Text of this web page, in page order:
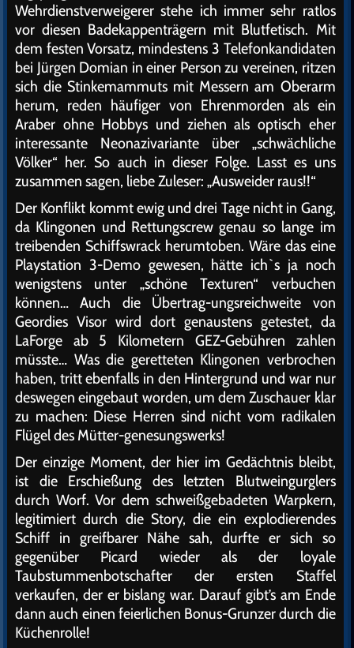
Wehrdienstverweigerer stehe ich immer sehr ratlos
vor diesen Badekappenträgern mit Blutfetisch. Mit
dem festen Vorsatz, mindestens 3 Telefonkandidaten
bei Jürgen Domian in einer Person zu vereinen, ritzen
sich die Stinkemammuts mit Messern am Oberarm
herum, reden häufiger von Ehrenmorden als ein
Araber ohne Hobbys und ziehen als optisch eher
interessante Neonazivariante über „schwächliche
Völker“ her. So auch in dieser Folge. Lasst es uns
zusammen sagen, liebe Zuleser: „Ausweider raus!!“
Der Konflikt kommt ewig und drei Tage nicht in Gang,
da Klingonen und Rettungscrew genau so lange im
treibenden Schiffswrack herumtoben. Wäre das eine
Playstation 3-Demo gewesen, hätte ich`s ja noch
wenigstens unter „schöne Texturen“ verbuchen
können… Auch die Übertrag-ungsreichweite von
Geordies Visor wird dort genaustens getestet, da
LaForge ab 5 Kilometern GEZ-Gebühren zahlen
müsste… Was die geretteten Klingonen verbrochen
haben, tritt ebenfalls in den Hintergrund und war nur
deswegen eingebaut worden, um dem Zuschauer klar
zu machen: Diese Herren sind nicht vom radikalen
Flügel des Mütter-genesungswerks!
Der einzige Moment, der hier im Gedächtnis bleibt,
ist die Erschießung des letzten Blutweingurglers
durch Worf. Vor dem schweißgebadeten Warpkern,
legitimiert durch die Story, die ein explodierendes
Schiff in greifbarer Nähe sah, durfte er sich so
gegenüber Picard wieder als der loyale
Taubstummenbotschafter der ersten Staffel
verkaufen, der er bislang war. Darauf gibt’s am Ende
dann auch einen feierlichen Bonus-Grunzer durch die
Küchenrolle!